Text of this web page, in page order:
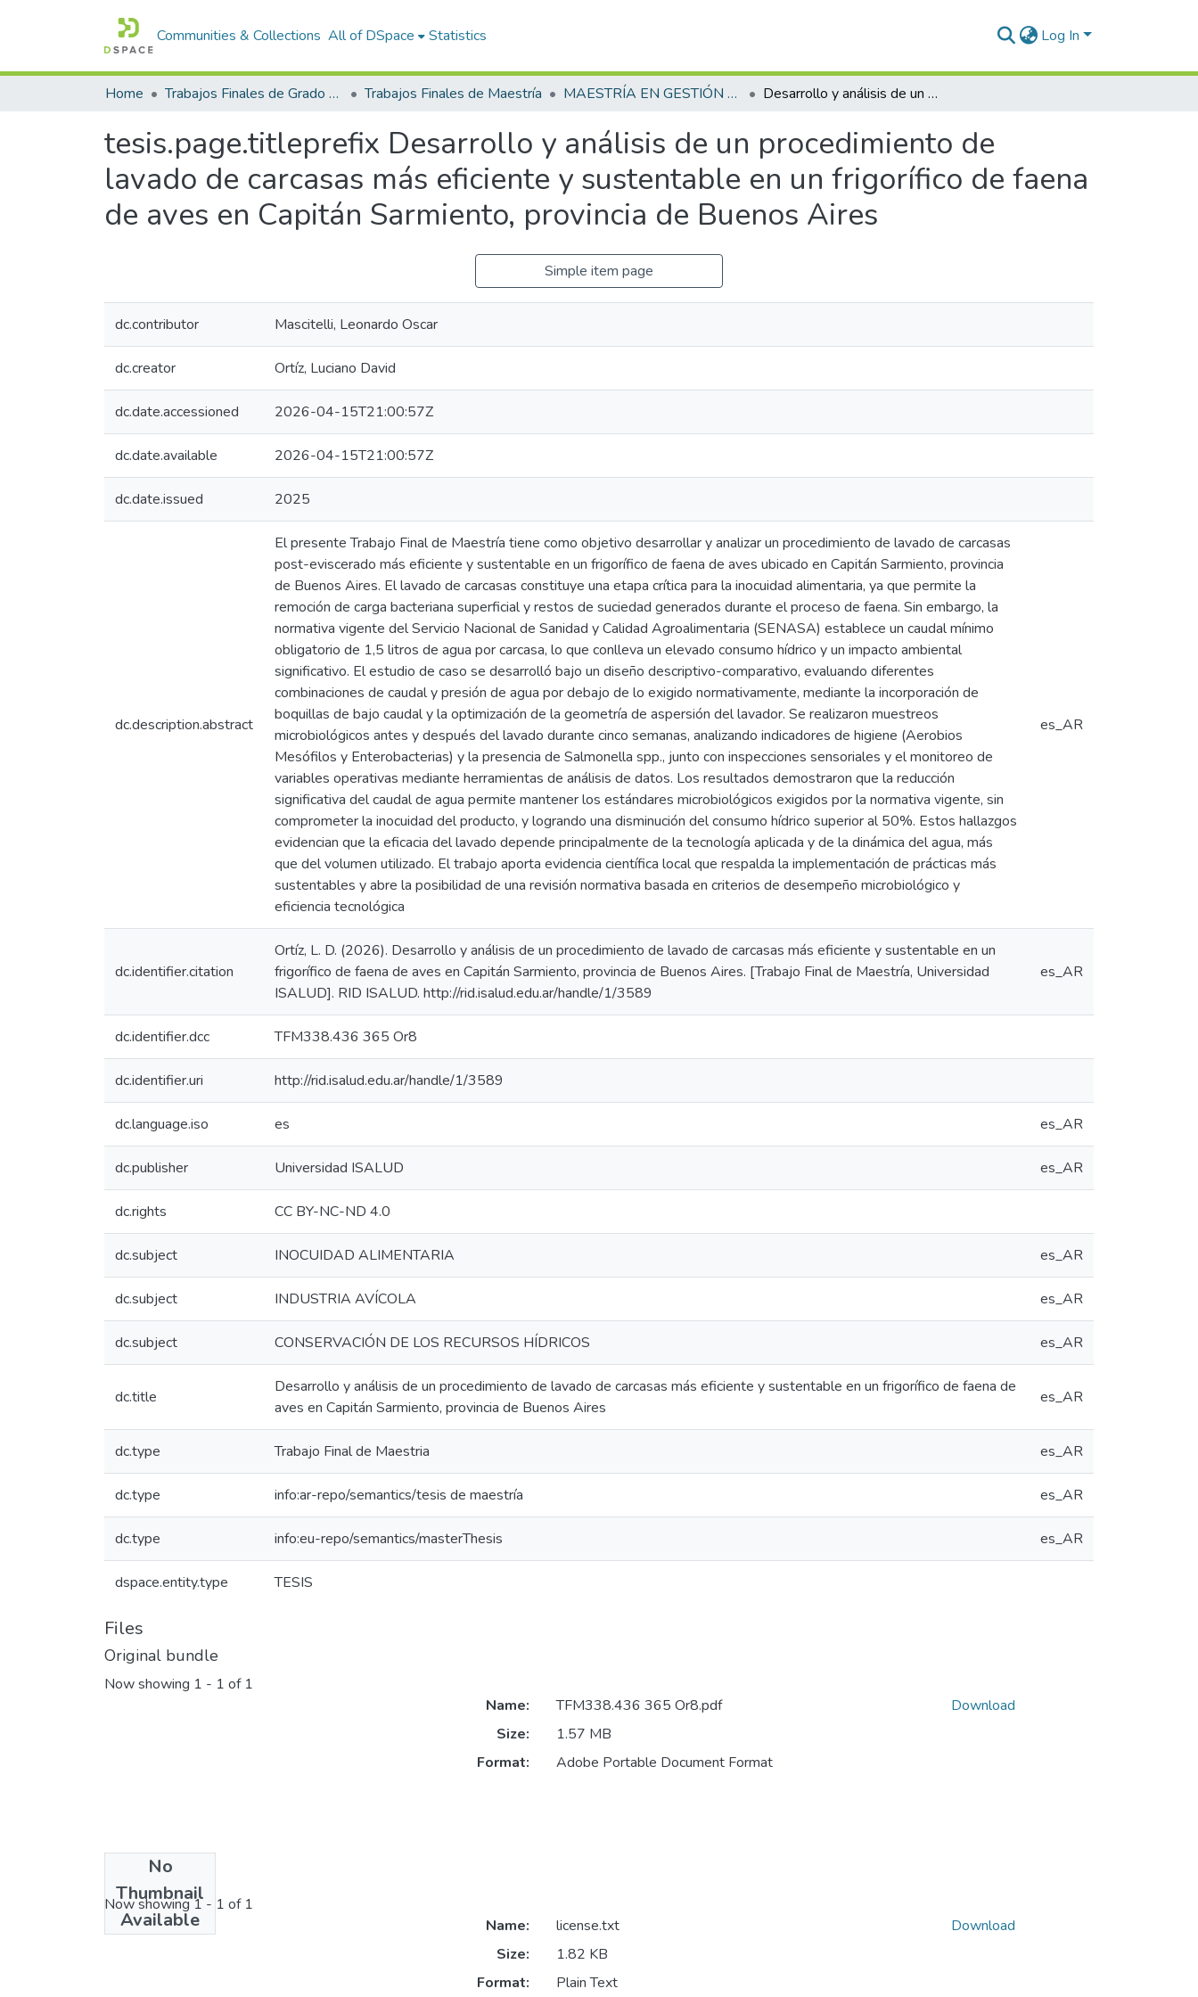
Communities & Collections All of DSpace Statistics Log In
Home Trabajos Finales de Grado y Posgrado Trabajos Finales de Maestría MAESTRÍA EN GESTIÓN DE LA SEGURIDAD ALIMENTARIA Desarrollo y análisis de un procedimiento de lavado de carcasas más eficiente y sustentable en un frigorífico de faena de aves en Capitán Sarmiento, provincia de Buenos Aires
tesis.page.titleprefix Desarrollo y análisis de un procedimiento de
lavado de carcasas más eficiente y sustentable en un frigorífico de faena
de aves en Capitán Sarmiento, provincia de Buenos Aires
Simple item page
dc.contributor Mascitelli, Leonardo Oscar
dc.creator Ortíz, Luciano David
dc.date.accessioned 2026-04-15T21:00:57Z
dc.date.available 2026-04-15T21:00:57Z
dc.date.issued 2025
dc.description.abstract
El presente Trabajo Final de Maestría tiene como objetivo desarrollar y analizar un procedimiento de lavado de carcasas
post-eviscerado más eficiente y sustentable en un frigorífico de faena de aves ubicado en Capitán Sarmiento, provincia
de Buenos Aires. El lavado de carcasas constituye una etapa crítica para la inocuidad alimentaria, ya que permite la
remoción de carga bacteriana superficial y restos de suciedad generados durante el proceso de faena. Sin embargo, la
normativa vigente del Servicio Nacional de Sanidad y Calidad Agroalimentaria (SENASA) establece un caudal mínimo
obligatorio de 1,5 litros de agua por carcasa, lo que conlleva un elevado consumo hídrico y un impacto ambiental
significativo. El estudio de caso se desarrolló bajo un diseño descriptivo-comparativo, evaluando diferentes
combinaciones de caudal y presión de agua por debajo de lo exigido normativamente, mediante la incorporación de
boquillas de bajo caudal y la optimización de la geometría de aspersión del lavador. Se realizaron muestreos
microbiológicos antes y después del lavado durante cinco semanas, analizando indicadores de higiene (Aerobios
Mesófilos y Enterobacterias) y la presencia de Salmonella spp., junto con inspecciones sensoriales y el monitoreo de
variables operativas mediante herramientas de análisis de datos. Los resultados demostraron que la reducción
significativa del caudal de agua permite mantener los estándares microbiológicos exigidos por la normativa vigente, sin
comprometer la inocuidad del producto, y logrando una disminución del consumo hídrico superior al 50%. Estos hallazgos
evidencian que la eficacia del lavado depende principalmente de la tecnología aplicada y de la dinámica del agua, más
que del volumen utilizado. El trabajo aporta evidencia científica local que respalda la implementación de prácticas más
sustentables y abre la posibilidad de una revisión normativa basada en criterios de desempeño microbiológico y
eficiencia tecnológica
es_AR
dc.identifier.citation
Ortíz, L. D. (2026). Desarrollo y análisis de un procedimiento de lavado de carcasas más eficiente y sustentable en un
frigorífico de faena de aves en Capitán Sarmiento, provincia de Buenos Aires. [Trabajo Final de Maestría, Universidad
ISALUD]. RID ISALUD. http://rid.isalud.edu.ar/handle/1/3589
es_AR
dc.identifier.dcc TFM338.436 365 Or8
dc.identifier.uri http://rid.isalud.edu.ar/handle/1/3589
dc.language.iso es es_AR
dc.publisher Universidad ISALUD es_AR
dc.rights CC BY-NC-ND 4.0
dc.subject INOCUIDAD ALIMENTARIA es_AR
dc.subject INDUSTRIA AVÍCOLA es_AR
dc.subject CONSERVACIÓN DE LOS RECURSOS HÍDRICOS es_AR
dc.title
Desarrollo y análisis de un procedimiento de lavado de carcasas más eficiente y sustentable en un frigorífico de faena de
aves en Capitán Sarmiento, provincia de Buenos Aires
es_AR
dc.type Trabajo Final de Maestria es_AR
dc.type info:ar-repo/semantics/tesis de maestría es_AR
dc.type info:eu-repo/semantics/masterThesis es_AR
dspace.entity.type TESIS
Files
Original bundle
Now showing 1 - 1 of 1
No
Thumbnail
Available
Name:
TFM338.436 365 Or8.pdf
Size:
1.57 MB
Format:
Adobe Portable Document Format
Download
License bundle
Now showing1 - 1 of 1
Name:
license.txt
Size:
1.82 KB
Format:
Plain Text
Download